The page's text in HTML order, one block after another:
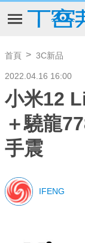
首頁 3C新品
2022.04.16 16:00
小米12
＋驍龍
手震
IFENG